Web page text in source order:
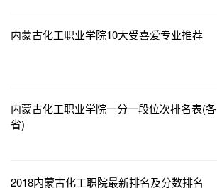
内蒙古化工职业学院10大受喜爱专业推荐
内蒙古化工职业学院一分一段位次排名表(各
省)
2018内蒙古化工职院最新排名及分数排名